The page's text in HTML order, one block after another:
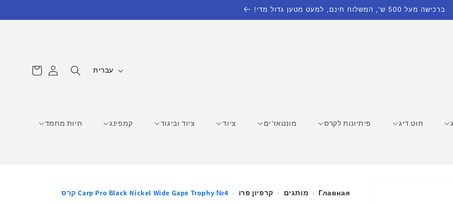
ברכישה מעל 500 ש', המשלוח חינם, למעט מטען גדול מדי!
חוט דיג פיתיונות לקרס מונטאז'ים ציוד ציוד וביגוד קמפינג חיות מחמד
ש עברית התחברות
קניות
Главная
› מותגים › קרפיון פרו › Carp Pro Black Nickel Wide Gape Trophy №4 קרס